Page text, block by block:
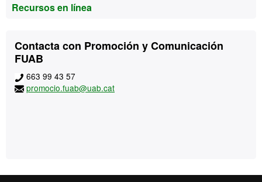
Recursos en línea
Contacto
Contacta con Promoción y Comunicación
FUAB
663 99 43 57
promocio.fuab@uab.cat